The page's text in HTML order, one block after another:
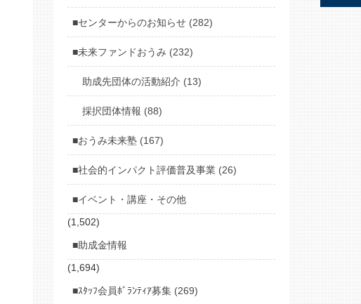
■センターからのお知らせ (282)
■未来ファンドおうみ (232)
助成先団体の活動紹介 (13)
採択団体情報 (88)
■おうみ未来塾 (167)
■社会的インパクト評価普及事業 (26)
■イベント・講座・その他
(1,502)
■助成金情報
(1,694)
■ｽﾀｯﾌ会員ﾎﾞﾗﾝﾃｨｱ募集 (269)